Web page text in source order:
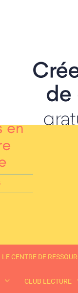
LE CENTRE DE
CLUB LECTURE